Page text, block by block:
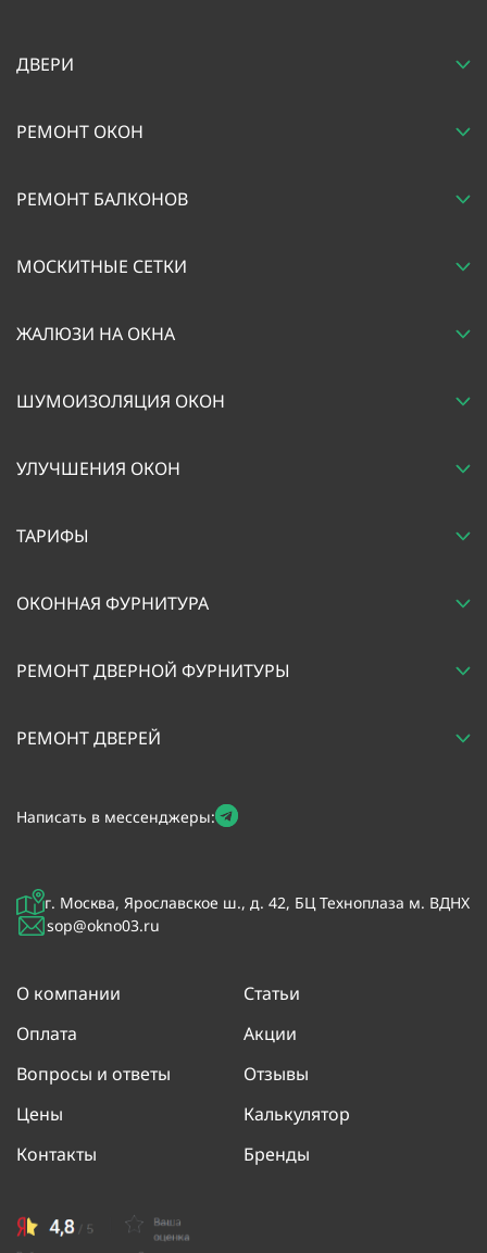
г. Москва, Ярославское ш., д. 42, БЦ Техноплаза м. ВДНХ
sop@okno03.ru
О компании
Статьи
Оплата
Акции
Вопросы и ответы
Отзывы
Цены
Калькулятор
Контакты
Бренды
Написать в мессенджеры:
ДВЕРИ
РЕМОНТ ОКОН
РЕМОНТ БАЛКОНОВ
МОСКИТНЫЕ СЕТКИ
ЖАЛЮЗИ НА ОКНА
ШУМОИЗОЛЯЦИЯ ОКОН
УЛУЧШЕНИЯ ОКОН
ТАРИФЫ
ОКОННАЯ ФУРНИТУРА
РЕМОНТ ДВЕРНОЙ ФУРНИТУРЫ
РЕМОНТ ДВЕРЕЙ